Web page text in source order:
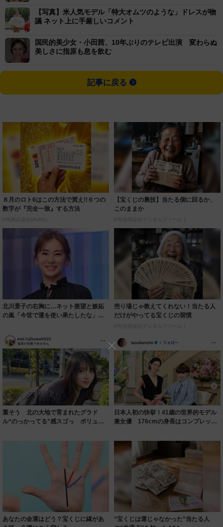
【写真】米人気モデル「特大オムツのような」ドレスが物
議 ネット上に手厳しいコメント
国民的美少女・小田茜、10年ぶりのテレビ出演 変わらぬ
美しさに指原も息を飲む
記事に戻る
８月のロト6はこの方法で買え!!６つの
数字が『完全一致』する方法
PR(株式会社MURA)
【宝くじの裏技】当たる側に回るか、
このままか
PR(合同会社デジタルファーム )
北川景子の右胸に…ネット羨望と嫉妬
の嵐「今世で運を使い果たしたな」
売り場じゃ教えてくれない！当たる人
だけがやってる宝くじの習慣
PR(合同会社デジタルファーム )
重そう 北の大地で育まれたグラド
ル“のっかってる”感スゴっ ボリュー
日本人初の快挙！41歳の世界的モデル
兼女優 176cmの身長はコンプレック
あなたの金運はどう？宝くじに縁があ
“宝くじは運じゃなかった”当たる人